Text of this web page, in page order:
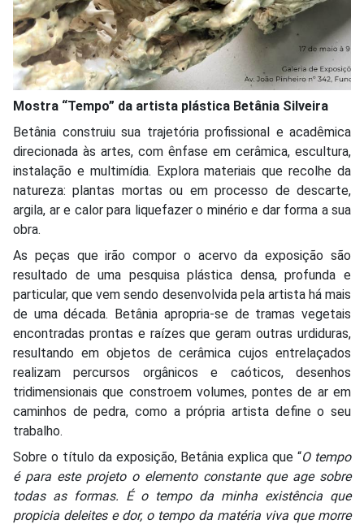
Mostra “Tempo” da artista plástica Betânia Silveira
Betânia construiu sua trajetória profissional e acadêmica
direcionada às artes, com ênfase em cerâmica, escultura,
instalação e multimídia. Explora materiais que recolhe da
natureza: plantas mortas ou em processo de descarte,
argila, ar e calor para liquefazer o minério e dar forma a sua
obra.
As peças que irão compor o acervo da exposição são
resultado de uma pesquisa plástica densa, profunda e
particular, que vem sendo desenvolvida pela artista há mais
de uma década. Betânia apropria-se de tramas vegetais
encontradas prontas e raízes que geram outras urdiduras,
resultando em objetos de cerâmica cujos entrelaçados
realizam percursos orgânicos e caóticos, desenhos
tridimensionais que constroem volumes, pontes de ar em
caminhos de pedra, como a própria artista define o seu
trabalho.
Sobre o título da exposição, Betânia explica que “O tempo
é para este projeto o elemento constante que age sobre
todas as formas. É o tempo da minha existência que
propicia deleites e dor, o tempo da matéria viva que morre